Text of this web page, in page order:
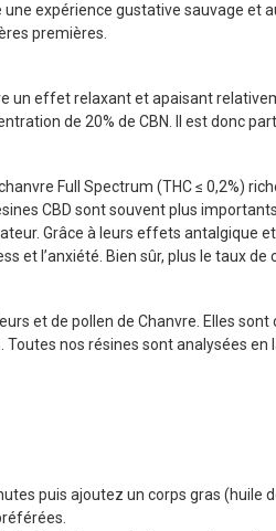
expérience gustative sauvage et
premières.
un effet relaxant et apaisant
de 20% de CBN. Il est donc
Full Spectrum (THC ≤ 0,2%)
CBD sont souvent plus
Grâce à leurs effets antalgique
et l’anxiété. Bien sûr, plus le taux
et de pollen de Chanvre. Elles
nos résines sont analysées
puis ajoutez un corps gras